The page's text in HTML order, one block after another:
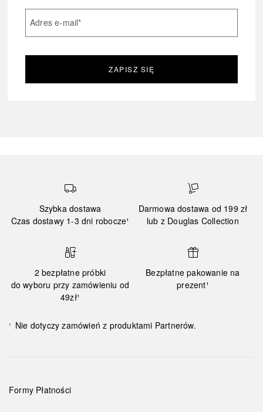
Adres e-mail*
ZAPISZ SIĘ
Szybka dostawa
Czas dostawy 1-3 dni robocze¹
Darmowa dostawa od 199 zł
lub z Douglas Collection
2 bezpłatne próbki
do wyboru przy zamówieniu od
49zł¹
Bezpłatne pakowanie na
prezent¹
¹ Nie dotyczy zamówień z produktami Partnerów.
Formy Płatności